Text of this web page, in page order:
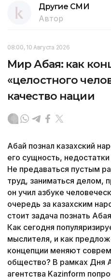
Другие СМИ
Автор
08:00, 10 Августа 2026
Мир Абая: как
«целостного
качество нации
Абай познал казахский
его сущность,
Не предаваться пустым
труд, заниматься делом,
он учил азбуке
очередь за казахским
стоит задача познать
Как сегодня
мыслителя, и как
концепции меняют
общество? В рамках Дня
агентства Kazinform